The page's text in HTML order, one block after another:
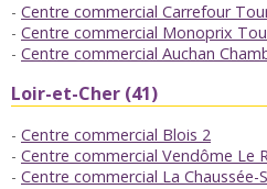
Centre commercial Carrefour
Centre commercial Monoprix
Centre commercial Auchan
Loir-et-Cher (41)
Centre commercial Blois 2
Centre commercial Vendôme Le
Centre commercial La